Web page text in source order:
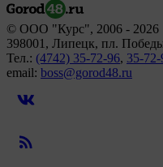
© ООО "Курс", 2006 - 2026
398001, Липецк, пл.
Тел.: (4742) 35-72-96, 35-72-
email: boss@gorod48.ru